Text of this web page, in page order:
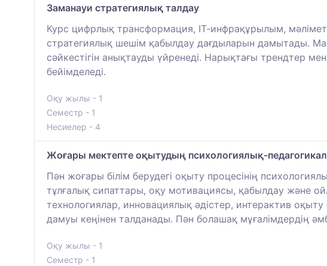
Заманауи стратегиялық талдау
Курс цифрлық трансформация, ІТ-инфрақұрылым,
стратегиялық шешім қабылдау дағдыларын дамытады.
сәйкестігін анықтауды үйренеді. Нарықтағы трендтер
бейімделеді.
Оқу жылы - 1
Семестр - 1
Несиелер - 4
Жоғары мектепте оқытудың психологиялық-
Пән жоғары білім берудегі оқыту процесінің
тұлғалық сипаттары, оқу мотивациясы, қабылдау және
технологиялар, инновациялық әдістер, интерактив
дамуы кеңінен талданады. Пән болашақ мұғалімдердің
Оқу жылы - 1
Семестр - 1